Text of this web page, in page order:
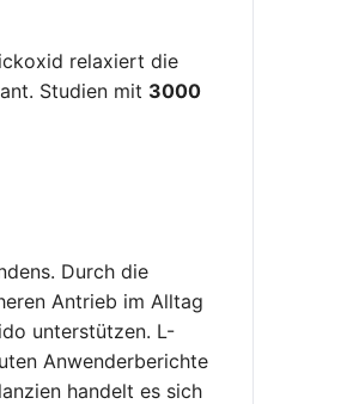
relaxiert die
Studien mit 3000
Durch die
Antrieb im Alltag
unterstützen. L-
Anwenderberichte
handelt es sich